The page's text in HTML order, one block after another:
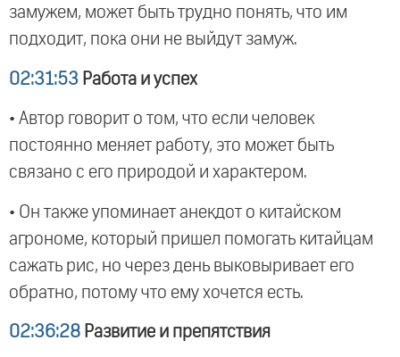
замужем, может быть трудно понять, что им
подходит, пока они не выйдут замуж.
02:31:53 Работа и успех
• Автор говорит о том, что если человек
постоянно меняет работу, это может быть
связано с его природой и характером.
• Он также упоминает анекдот о китайском
агрономе, который пришел помогать китайцам
сажать рис, но через день выковыривает его
обратно, потому что ему хочется есть.
02:36:28 Развитие и препятствия